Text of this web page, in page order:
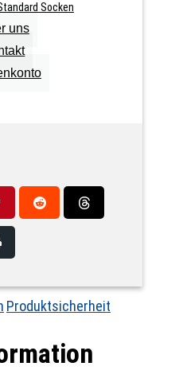
Socken
uns
Produktsicherheit